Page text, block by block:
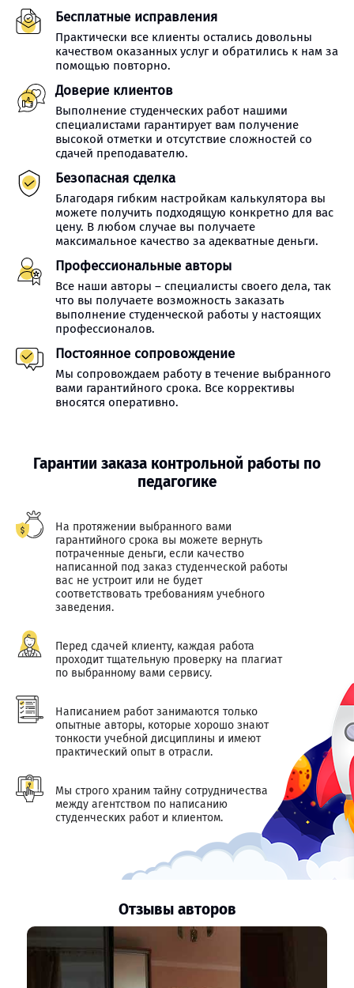
Бесплатные исправления
Практически все клиенты остались довольны
качеством оказанных услуг и обратились к нам за
помощью повторно.
Доверие клиентов
Выполнение студенческих работ нашими
специалистами гарантирует вам получение
высокой отметки и отсутствие сложностей со
сдачей преподавателю.
Безопасная сделка
Благодаря гибким настройкам калькулятора вы
можете получить подходящую конкретно для вас
цену. В любом случае вы получаете
максимальное качество за адекватные деньги.
Профессиональные авторы
Все наши авторы – специалисты своего дела, так
что вы получаете возможность заказать
выполнение студенческой работы у настоящих
профессионалов.
Постоянное сопровождение
Мы сопровождаем работу в течение выбранного
вами гарантийного срока. Все коррективы
вносятся оперативно.
Гарантии заказа контрольной работы по
педагогике
На протяжении выбранного вами
гарантийного срока вы можете вернуть
потраченные деньги, если качество
написанной под заказ студенческой работы
вас не устроит или не будет
соответствовать требованиям учебного
заведения.
Перед сдачей клиенту, каждая работа
проходит тщательную проверку на плагиат
по выбранному вами сервису.
Написанием работ занимаются только
опытные авторы, которые хорошо знают
тонкости учебной дисциплины и имеют
практический опыт в отрасли.
Мы строго храним тайну сотрудничества
между агентством по написанию
студенческих работ и клиентом.
Отзывы авторов